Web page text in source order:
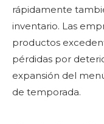
rápidamente
inventario. Las
productos
pérdidas por
expansión del
de temporada.